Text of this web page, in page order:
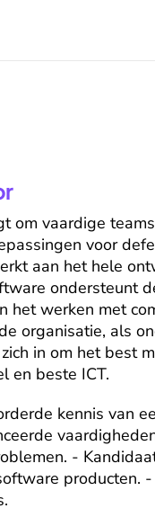
om vaardige
voor
aan het hele
ondersteunt
het werken met
organisatie, als
in om het best
en beste ICT.
kennis van
-
producten.